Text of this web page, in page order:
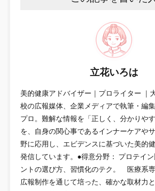
立花いろは
美的健康アドバイザー｜プロライター ｜
校の広報媒体、企業メディアで執筆・編
プロ。難解な情報を「正しく、分かりや
を、自身の関心事であるインナーケアや
野に応用し、エビデンスに基づいた美的
発信しています。●得意分野： プロテイ
ントの選び方、習慣化のテク。 医療系
広報制作を通じて培った、確かな取材力